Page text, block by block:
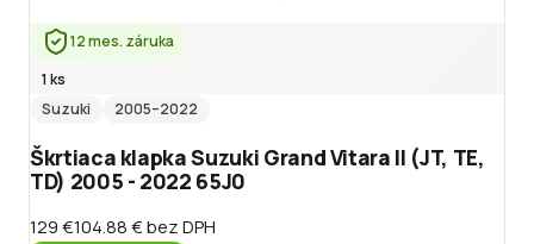
12 mes. záruka
1 ks
Suzuki
2005–2022
Škrtiaca klapka Suzuki Grand Vitara II (JT, TE,
TD) 2005 - 2022 65J0
129 €104.88 €bez DPH